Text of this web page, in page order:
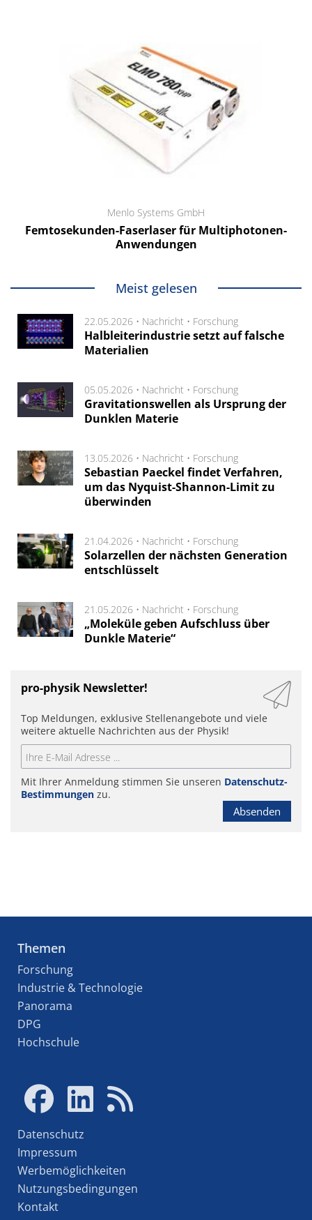
Menlo Systems GmbH
Femtosekunden-Faserlaser für Multiphotonen-
Anwendungen
Meist gelesen
22.05.2026 • Nachricht • Forschung
Halbleiterindustrie setzt auf falsche
Materialien
05.05.2026 • Nachricht • Forschung
Gravitationswellen als Ursprung der
Dunklen Materie
13.05.2026 • Nachricht • Forschung
Sebastian Paeckel findet Verfahren,
um das Nyquist-Shannon-Limit zu
überwinden
21.04.2026 • Nachricht • Forschung
Solarzellen der nächsten Generation
entschlüsselt
21.05.2026 • Nachricht • Forschung
„Moleküle geben Aufschluss über
Dunkle Materie“
pro-physik Newsletter!
Top Meldungen, exklusive Stellenangebote und viele
weitere aktuelle Nachrichten aus der Physik!
Mit Ihrer Anmeldung stimmen Sie unseren Datenschutz-
Bestimmungen zu.
Absenden
Themen
Forschung
Industrie & Technologie
Panorama
DPG
Hochschule
Datenschutz
Impressum
Werbemöglichkeiten
Nutzungsbedingungen
Kontakt